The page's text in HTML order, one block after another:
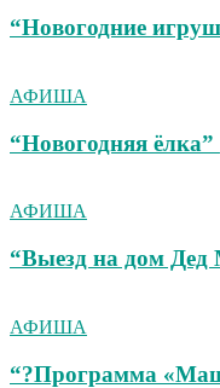
“Новогодние
АФИША
“Новогодняя ёлка”
АФИША
“Выезд на дом Дед
АФИША
“?Программа